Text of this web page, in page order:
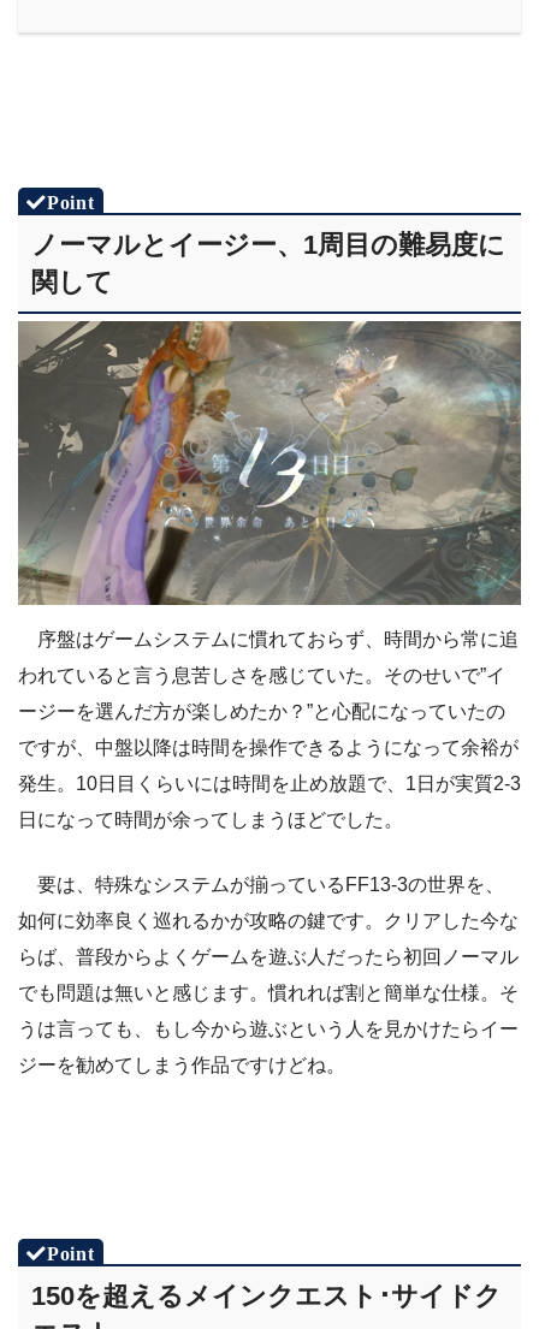
ノーマルとイージー、1周目の難易度に
関して
序盤はゲームシステムに慣れておらず、時間から常に追
われていると言う息苦しさを感じていた。そのせいで”イ
ージーを選んだ方が楽しめたか？”と心配になっていたの
ですが、中盤以降は時間を操作できるようになって余裕が
発生。10日目くらいには時間を止め放題で、1日が実質2-3
日になって時間が余ってしまうほどでした。
要は、特殊なシステムが揃っているFF13-3の世界を、
如何に効率良く巡れるかが攻略の鍵です。クリアした今な
らば、普段からよくゲームを遊ぶ人だったら初回ノーマル
でも問題は無いと感じます。慣れれば割と簡単な仕様。そ
うは言っても、もし今から遊ぶという人を見かけたらイー
ジーを勧めてしまう作品ですけどね。
150を超えるメインクエスト･サイドク